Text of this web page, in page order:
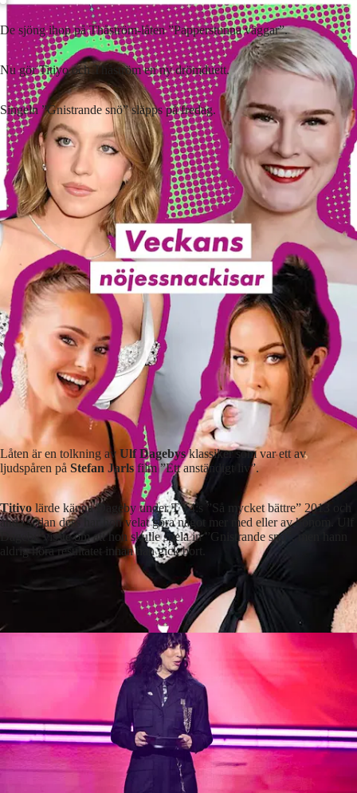
De sjöng ihop på Thåström-låten ”Papperstunna väggar”.
Nu gör Titiyo och Thåström en ny drömduett.
Singeln ”Gnistrande snö” släpps på fredag.
Låten är en tolkning av Ulf Dagebysklassiker som var ett av
ljudspåren påStefan Jarls film ”Ett anständigt liv”.
Titiyolärde känna Dageby under TV4:s ”Så mycket bättre” 2013 och
ända sedan dess har hon velat göra något mer med eller av honom. Ulf
Dageby visste om att hon skulle spela in ”Gnistrande snö”, men hann
aldrig höra resultatet innan han gick bort.